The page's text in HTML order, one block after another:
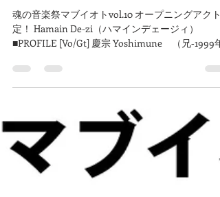
2018年11月21日
読了時間: 2分
マブイオト１０ オープニン
アクト決定！
魂の音楽祭マブイオトvol.10 オープニングアクト
定！ Hamain De-zi（ハマインデェージィ）